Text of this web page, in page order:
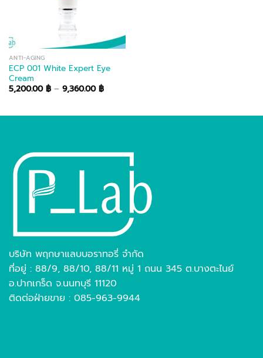
ANTI-AGING
ECP 001 White Expert Eye
Cream
5,200.00฿ – 9,360.00฿Price
9,360.00 ฿
บริษัท พฤกษาแลบบอราทอรี่ จำกัด
ที่อยู่ : 88/9, 88/10, 88/11 หมู่ 1 ถนน 345 ต.บางตะไนย์
อ.ปากเกร็ด จ.นนทบุรี 11120
ติดต่อฝ่ายขาย : 085-963-9944